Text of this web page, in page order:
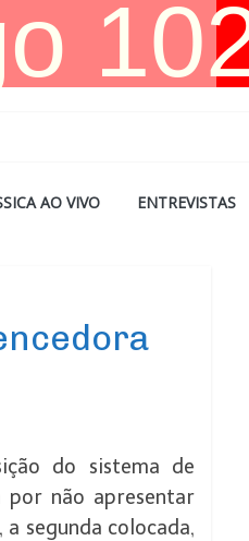
AO VIVO ENTREVISTAS
do sistema de
por não apresentar
segunda colocada,